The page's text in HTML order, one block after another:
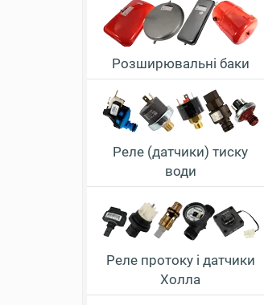
Розширювальні баки
Реле (датчики) тиску
води
Реле протоку і датчики
Холла